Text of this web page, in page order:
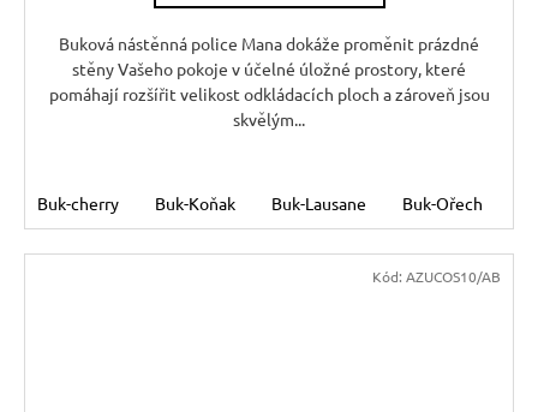
Buková nástěnná police Mana dokáže proměnit prázdné
stěny Vašeho pokoje v účelné úložné prostory, které
pomáhají rozšířit velikost odkládacích ploch a zároveň jsou
skvělým...
Buk-cherry Buk-Koňak Buk-Lausane Buk-Ořech
Kód: AZUCOS10/AB